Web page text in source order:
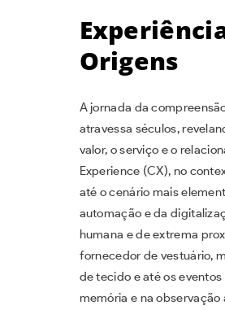
Origens
A jornada da
atravessa séculos,
valor, o serviço e o
Experience (CX), no
até o cenário mais
automação e da
humana e de extrema
fornecedor de vestuário,
de tecido e até os
memória e na